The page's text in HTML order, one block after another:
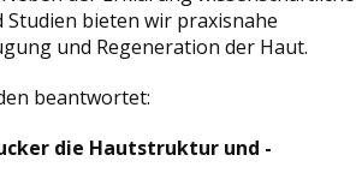
bieten wir praxisnahe
und Regeneration der Haut.
beantwortet:
die Hautstruktur und -